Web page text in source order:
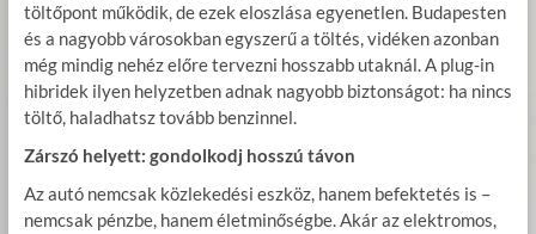
töltőpont működik, de ezek eloszlása egyenetlen. Budapesten
és a nagyobb városokban egyszerű a töltés, vidéken azonban
még mindig nehéz előre tervezni hosszabb utaknál. A plug-in
hibridek ilyen helyzetben adnak nagyobb biztonságot: ha nincs
töltő, haladhatsz tovább benzinnel.
Zárszó helyett: gondolkodj hosszú távon
Az autó nemcsak közlekedési eszköz, hanem befektetés is –
nemcsak pénzbe, hanem életminőségbe. Akár az elektromos,